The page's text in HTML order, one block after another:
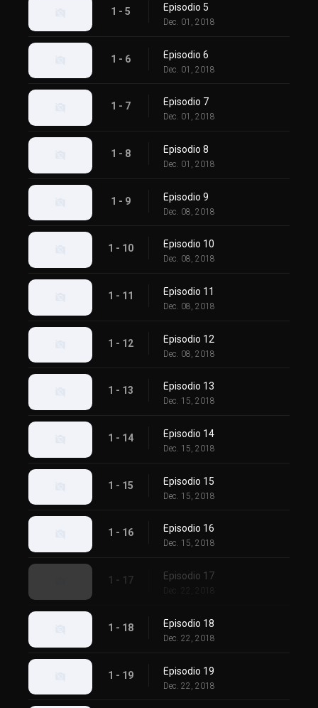
1 - 5 Episodio 5
Dec. 01, 2018
1 - 6 Episodio 6
Dec. 01, 2018
1 - 7 Episodio 7
Dec. 01, 2018
1 - 8 Episodio 8
Dec. 01, 2018
1 - 9 Episodio 9
Dec. 08, 2018
1 - 10 Episodio 10
Dec. 08, 2018
1 - 11 Episodio 11
Dec. 08, 2018
1 - 12 Episodio 12
Dec. 08, 2018
1 - 13 Episodio 13
Dec. 15, 2018
1 - 14 Episodio 14
Dec. 15, 2018
1 - 15 Episodio 15
Dec. 15, 2018
1 - 16 Episodio 16
Dec. 15, 2018
1 - 17 Episodio 17
Dec. 22, 2018
1 - 18 Episodio 18
Dec. 22, 2018
1 - 19 Episodio 19
Dec. 22, 2018